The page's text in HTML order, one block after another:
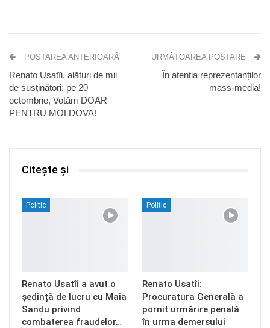
POSTAREA ANTERIOARĂ
Renato Usatîi, alături de mii
de susținători: pe 20
octombrie, Votăm DOAR
PENTRU MOLDOVA!
URMĂTOAREA POSTARE
În atenția reprezentanților
mass-media!
Citește și
Politic
Renato Usatîi a avut o
ședință de lucru cu Maia
Sandu privind
combaterea fraudelor…
Politic
Renato Usatîi:
Procuratura Generală a
pornit urmărire penală
în urma demersului